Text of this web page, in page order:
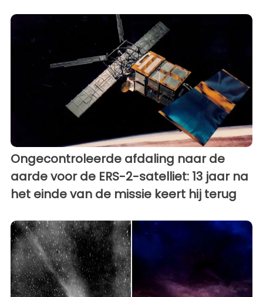
Ongecontroleerde afdaling naar de
aarde voor de ERS-2-satelliet: 13 jaar na
het einde van de missie keert hij terug